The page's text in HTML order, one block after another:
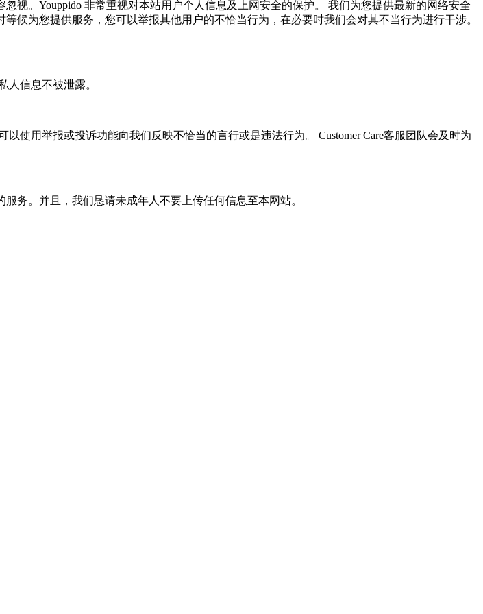
视。Youppido 非常重视对本站用户个人信息及上网安全的保护。 我们为您提供最新的网络安全
候为您提供服务，您可以举报其他用户的不恰当行为，在必要时我们会对其不当行为进行干涉。
人信息不被泄露。
使用举报或投诉功能向我们反映不恰当的言行或是违法行为。 Customer Care客服团队会及时为
务。并且，我们恳请未成年人不要上传任何信息至本网站。